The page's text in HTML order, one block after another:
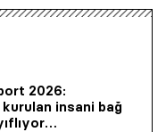
2026:
insani bağ